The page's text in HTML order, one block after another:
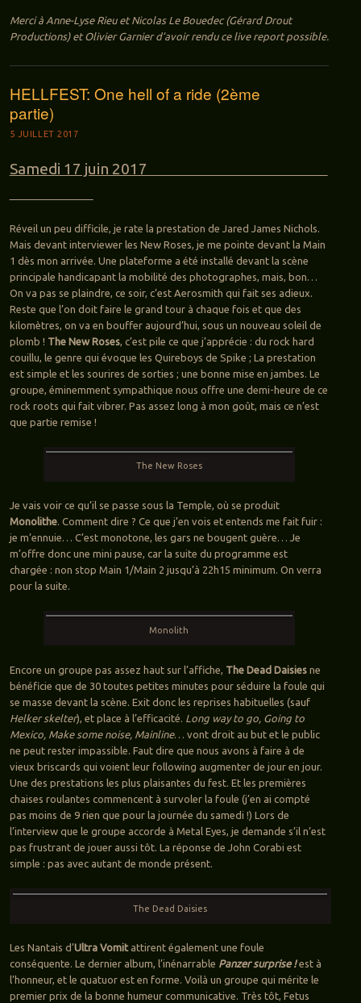
Merci à Anne-Lyse Rieu et NicolasLe Bouedec (Gérard Drout
Productions) et Olivier Garnier d’avoir rendu ce live report possible.
HELLFEST: One hell of a ride (2ème
partie)
5 JUILLET 2017
Samedi 17 juin 2017
Réveil un peu difficile, je rate la prestation de Jared James Nichols.
Mais devant interviewer les New Roses, je me pointe devant la Main
1 dès mon arrivée. Une plateforme a été installé devant la scène
principale handicapant la mobilité des photographes, mais, bon…
On va pas se plaindre, ce soir, c’est Aerosmith qui fait ses adieux.
Reste que l’on doit faire le grand tour à chaque fois et que des
kilomètres, on va en bouffer aujourd’hui, sous un nouveau soleil de
plomb ! The New Roses, c’est pile ce que j’apprécie : du rock hard
couillu, le genre qui évoque les Quireboys de Spike ; La prestation
est simple et les sourires de sorties ; une bonne mise en jambes. Le
groupe, éminemment sympathique nous offre une demi-heure de ce
rock roots qui fait vibrer. Pas assez long à mon goût, mais ce n’est
que partie remise !
The New Roses
Je vais voir ce qu’il se passe sous la Temple, où se produit
Monolithe. Comment dire ? Ce que j’en vois et entends me fait fuir :
je m’ennuie… C’est monotone, les gars ne bougent guère… Je
m’offre donc une mini pause, car la suite du programme est
chargée : non stop Main 1/Main 2 jusqu’à 22h15 minimum. On verra
pour la suite.
Monolith
Encore un groupe pas assez haut sur l’affiche, The Dead Daisiesne
bénéficie que de 30 toutes petites minutes pour séduire la foule qui
se masse devant la scène. Exit donc les reprises habituelles (sauf
Helker skelter), et place à l’efficacité. Long way to go, Going to
Mexico, Make some noise, Mainline… vont droit au but et le public
ne peut rester impassible. Faut dire que nous avons à faire à de
vieux briscards qui voient leur following augmenter de jour en jour.
Une des prestations les plus plaisantes du fest. Et les premières
chaises roulantes commencent à survoler la foule (j’en ai compté
pas moins de 9 rien que pour la journée du samedi !) Lors de
l’interview que le groupe accorde à Metal Eyes, je demande s’il n’est
pas frustrant de jouer aussi tôt. La réponse de John Corabi est
simple : pas avec autant de monde présent.
The Dead Daisies
Les Nantais d’Ultra Vomitattirent également une foule
conséquente. Le dernier album, l’inénarrable Panzer surprise !est à
l’honneur, et le quatuor est en forme. Voilà un groupe qui mérite le
premier prix de la bonne humeur communicative. Très tôt, Fetus